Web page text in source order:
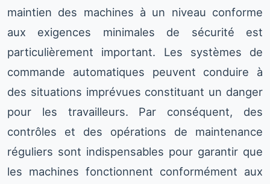
maintien des machines à un niveau conforme
aux exigences minimales de sécurité est
particulièrement important. Les systèmes de
commande automatiques peuvent conduire à
des situations imprévues constituant un danger
pour les travailleurs. Par conséquent, des
contrôles et des opérations de maintenance
réguliers sont indispensables pour garantir que
les machines fonctionnent conformément aux